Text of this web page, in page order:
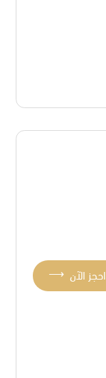
⟶ احجز الآن